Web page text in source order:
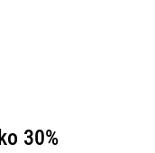
30%